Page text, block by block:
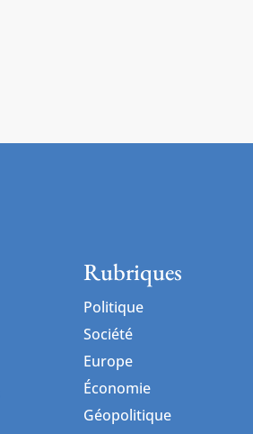
Rubriques
Politique
Société
Europe
Économie
Géopolitique